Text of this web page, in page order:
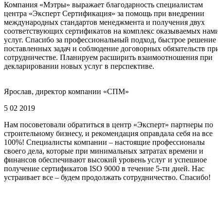
Компания «Мэтры» выражает благодарность специалистам
центра «Эксперт Сертификация» за помощь при внедрении
международных стандартов менеджмента и получения двух
соответствующих сертификатов на комплекс оказываемых
услуг. Спасибо за профессиональный подход, быстрое решение
поставленных задач и соблюдение договорных обязательств
сотрудничестве. Планируем расширить взаимоотношения при
декларировании новых услуг в перспективе.
Ярослав, директор компании «СПМ»
5 02 2019
Нам посоветовали обратиться в центр «Эксперт» партнеры по
строительному бизнесу, и рекомендация оправдала себя на все
100%! Специалисты компании – настоящие профессионалы
своего дела, которые при минимальных затратах времени и
финансов обеспечивают высокий уровень услуг и успешное
получение сертификатов ISO 9000 в течение 5-ти дней. Нас
устраивает все – будем продолжать сотрудничество. Спасибо!